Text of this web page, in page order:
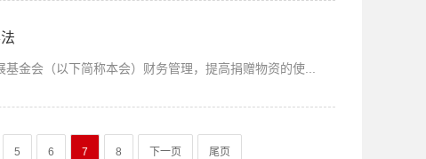
金会（以下简称本会）财务管理，提高捐赠物资的使...
5 6 7 8 下一页 尾页